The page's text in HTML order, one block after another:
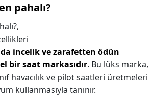
pahalı?
incelik ve zarafetten ödün
bir saat markasıdır. Bu lüks marka,
havacılık ve pilot saatleri üretmeleri
kullanmasıyla tanınır.